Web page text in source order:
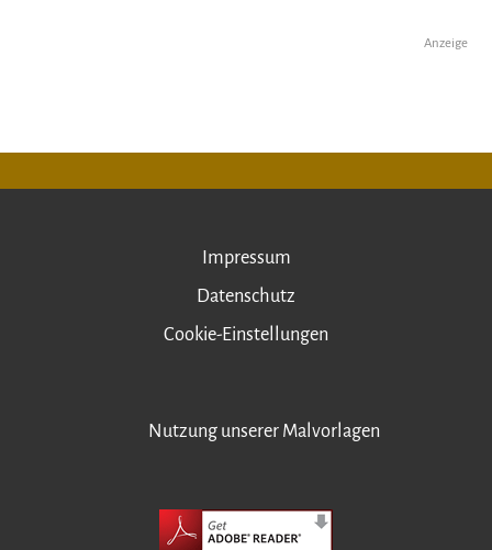
Anzeige
Impressum
Datenschutz
Cookie-Einstellungen
Nutzung unserer Malvorlagen